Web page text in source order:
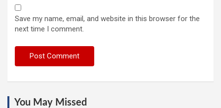
Save my name, email, and website in this browser for the
next time I comment.
You May Missed